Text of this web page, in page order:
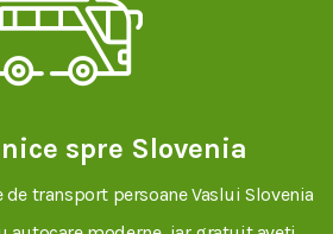
spre Slovenia
transport persoane Vaslui Slovenia